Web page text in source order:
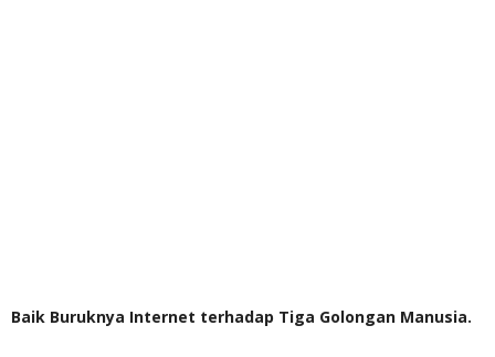
Baik Buruknya Internet terhadap Tiga Golongan Manusia.